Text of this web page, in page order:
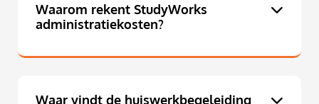
Waarom rekent StudyWorks
administratiekosten?
Waar vindt de huiswerkbegeleiding